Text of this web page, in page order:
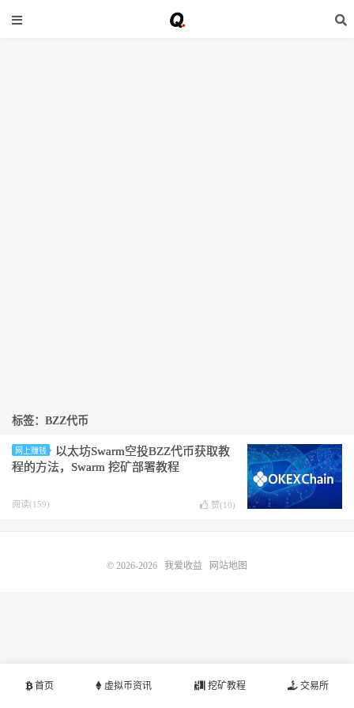
标签：BZZ代币
网上赚钱
以太坊Swarm空投BZZ代币获取教
程的方法，Swarm 挖矿部署教程
阅读(159) 赞(10)
首页 虚拟币资讯 挖矿教程 交易所
© 2026-2026 我爱收益 网站地图